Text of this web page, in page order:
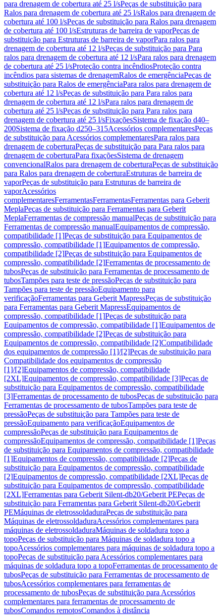
para drenagem de cobertura até 25 l/sPeças de substituição para
Ralos para drenagem de cobertura até 25 l/sRalos para drenagem de
cobertura até 100 l/sPeças de substituição para Ralos para drenagem
de cobertura até 100 l/sEstruturas de barreira de vaporPeças de
substituição para Estruturas de barreira de vaporPara ralos para
drenagem de cobertura até 12 l/sPeças de substituição para Para
ralos para drenagem de cobertura até 12 l/sPara ralos para drenagem
de cobertura até 25 l/sProteção contra incêndiosProteção contra
incêndios para sistemas de drenagemRalos de emergênciaPeças de
substituição para Ralos de emergênciaPara ralos para drenagem de
cobertura até 12 l/sPeças de substituição para Para ralos para
drenagem de cobertura até 12 l/sPara ralos para drenagem de
cobertura até 25 l/sPeças de substituição para Para ralos para
drenagem de cobertura até 25 l/sFixaçõesSistema de fixação d40–
200Sistema de fixação d250–315Acessórios complementaresPeças
de substituição para Acessórios complementaresPara ralos para
drenagem de coberturaPeças de substituição para Para ralos para
drenagem de coberturaPara fixaçõesSistema de drenagem
convencionalRalos para drenagem de coberturaPeças de substituição
para Ralos para drenagem de coberturaEstruturas de barreira de
vaporPeças de substituição para Estruturas de barreira de
vaporAcessórios
complementaresFerramentasFerramentasFerramentas para Geberit
MeplaPeças de substituição para Ferramentas para Geberit
MeplaFerramentas de compressão manualPeças de substituição para
Ferramentas de compressão manualEquipamentos de compressão,
compatibilidade [1]Peças de substituição para Equipamentos de
compressão, compatibilidade [1]Equipamentos de compressão,
compatibilidade [2]Peças de substituição para Equipamentos de
compressão, compatibilidade [2]Ferramentas de processamento de
tubosPeças de substituição para Ferramentas de processamento de
tubosTampões para teste de pressãoPeças de substituição para
Tampões para teste de pressãoEquipamento para
verificaçãoFerramentas para Geberit MapressPeças de substituição
para Ferramentas para Geberit MapressEquipamentos de
compressão, compatibilidade [1]Peças de substituição para
Equipamentos de compressão, compatibilidade [1]Equipamentos de
compressão, compatibilidade [2]Peças de substituição para
Equipamentos de compressão, compatibilidade [2]Compatibilidade
dos equipamentos de compressão [1]/[2]Peças de substituição para
Compatibilidade dos equipamentos de compressão
[1]/[2]Equipamentos de compressão, compatibilidade
[2XL]Equipamentos de compressão, compatibilidade [3]Peças de
substituição para Equipamentos de compressão, compatibilidade
[3]Ferramentas de processamento de tubosPeças de substituição para
Ferramentas de processamento de tubosTampões para teste de
pressãoPeças de substituição para Tampões para teste de
pressãoEquipamento para verificaçãoEquipamentos de
compressãoPeças de substituição para Equipamentos de
compressãoEquipamentos de compressão, compatibilidade [1]Peças
de substituição para Equipamentos de compressão, compatibilidade
[1]Equipamentos de compressão, compatibilidade [2]Peças de
substituição para Equipamentos de compressão, compatibilidade
[2]Equipamentos de compressão, compatibilidade [2XL]Peças de
substituição para Equipamentos de compressão, compatibilidade
[2XL]Ferramentas para Geberit Silent-db20/Geberit PEPeças de
substituição para Ferramentas para Geberit Silent-db20/Geberit
PEMáquinas de eletrossoldaduraPeças de substituição para
Máquinas de eletrossoldaduraAcessórios complementares para
máquinas de eletrossoldaduraMáquinas de soldadura topo a
topoPeças de substituição para Máquinas de soldadura topo a
topoAcessórios complementares para máquinas de soldadura topo a
topoPeças de substituição para Acessórios complementares para
máquinas de soldadura topo a topoFerramentas de processamento de
tubosPeças de substituição para Ferramentas de processamento de
tubosAcessórios complementares para ferramentas de
processamento de tubosPeças de substituição para Acessórios
complementares para ferramentas de processamento de
tubosComandos remotosComandos à distância